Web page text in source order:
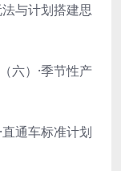
与计划搭建思
六）·季节性产
直通车标准计划